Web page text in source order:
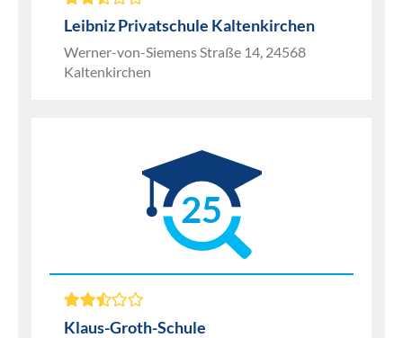
Leibniz Privatschule Kaltenkirchen
Werner-von-Siemens Straße 14, 24568
Kaltenkirchen
25
Klaus-Groth-Schule